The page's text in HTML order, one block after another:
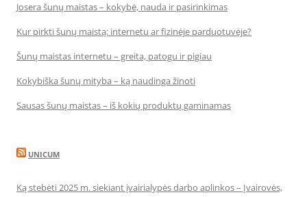
Josera šunų maistas – kokybė, nauda ir pasirinkimas
Kur pirkti šunų maistą: internetu ar fizinėje parduotuvėje?
Šunų maistas internetu – greita, patogu ir pigiau
Kokybiška šunų mityba – ką naudinga žinoti
Sausas šunų maistas – iš kokių produktų gaminamas
UNICUM
Ką stebėti 2025 m. siekiant įvairialypės darbo aplinkos – Įvairovės,